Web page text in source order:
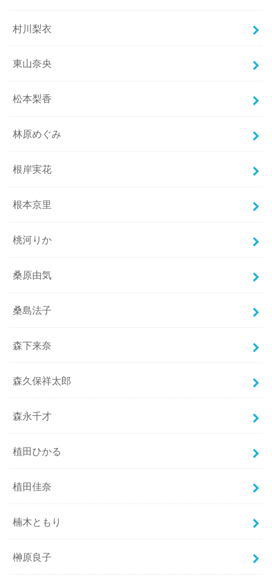
村川梨衣
東山奈央
松本梨香
林原めぐみ
根岸実花
根本京里
桃河りか
桑原由気
桑島法子
森下来奈
森久保祥太郎
森永千才
植田ひかる
植田佳奈
楠木ともり
榊原良子